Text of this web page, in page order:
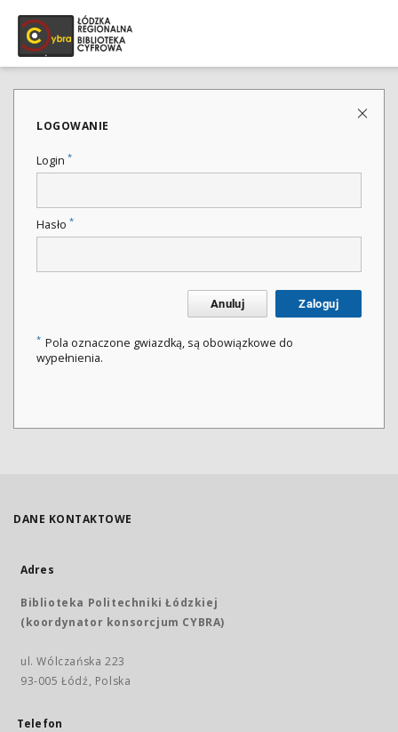
LOGOWANIE
Login *
Hasło *
Anuluj Zaloguj
* Pola oznaczone gwiazdką, są obowiązkowe do
wypełnienia.
DANE KONTAKTOWE
Adres
Biblioteka Politechniki Łódzkiej
(koordynator konsorcjum CYBRA)
ul. Wólczańska 223
93-005 Łódź, Polska
Telefon